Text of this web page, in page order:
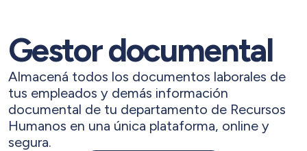
Gestor documental
Almacená todos los documentos laborales de
tus empleados y demás información
documental de tu departamento de Recursos
Humanos en una única plataforma, online y
segura.